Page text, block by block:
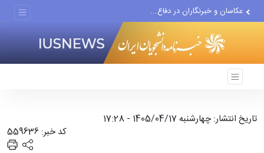
عکاسان و خبرنگاران در دفاع...
ادامه ادعاهای سنتکام درباره...
تاریخ انتشار: چهارشنبه 1405/04/17 - 17:28
کد خبر: 559636